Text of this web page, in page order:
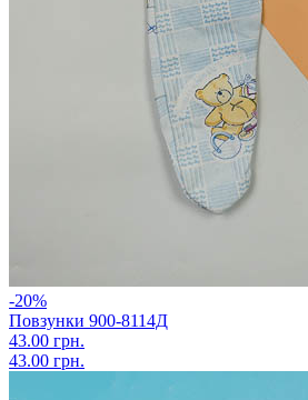
-20%
Повзунки 900-8114Д
43.00 грн.
43.00 грн.